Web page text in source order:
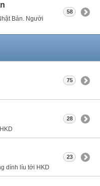
Bản. Người
58
75
28
dính líu tới HKD
23